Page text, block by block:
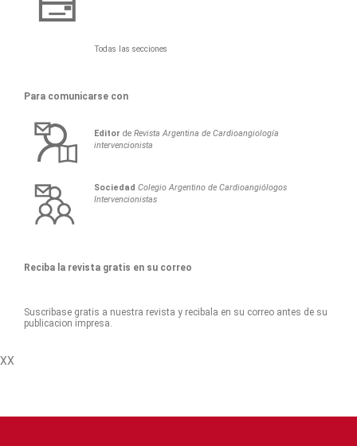
Todas las secciones
Para comunicarse con
Editor deRevista Argentina de Cardioangiología
intervencionista
Sociedad Colegio Argentino de Cardioangiólogos
Intervencionistas
Reciba la revista gratis en su correo
Suscribase gratis a nuestra revista y recibala en su correo antes de su
publicacion impresa.
XX